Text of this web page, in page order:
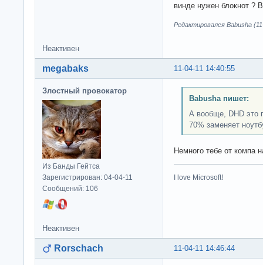
винде нужен блокнот ?
Редактировался Babusha
Неактивен
11-04-11 14:40:55
megabaks
Злостный провокатор
Из Банды Гейтса
Зарегистрирован: 04-04-11
Сообщений: 106
Babusha пишет:
А вообще, DHD это
70% заменяет
Немного тебе от компа
I love Microsoft!
Неактивен
11-04-11 14:46:44
Rorschach